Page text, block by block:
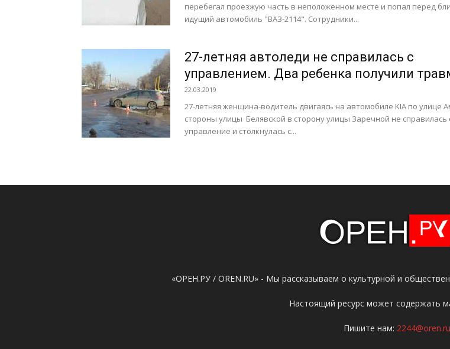
перебегал проезжую часть в неположенном месте и попал перед
идущий автомобиль "ВАЗ-2114". Сотрудники...
27-летняя автоледи не справилась с
управлением. Два ребенка получили
22.03.2019
27-летняя женщина-водитель двигаясь на автомобиле KIA по улице
стороны улицы Белявской в сторону улицы Заречной не справилась
управление и столкнулась с...
«ОРЕН.РУ / OREN.RU» - Мы рассказываем о культурной и
Настоящий ресурс может содержать
Пишите нам: 2244@oren.ru